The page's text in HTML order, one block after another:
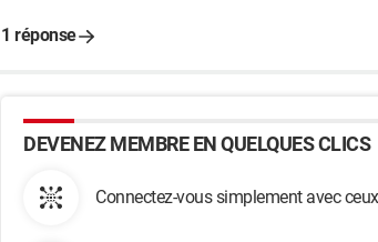
1 réponse
DEVENEZ MEMBRE EN QUELQUES CLICS
Connectez-vous simplement avec